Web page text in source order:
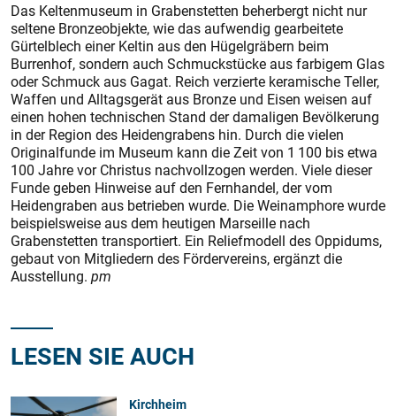
Das Keltenmuseum in Grabenstetten beherbergt nicht nur
seltene Bronzeobjekte, wie das aufwendig gearbeitete
Gürtelblech einer Keltin aus den Hügelgräbern beim
Burrenhof, sondern auch Schmuckstücke aus farbigem Glas
oder Schmuck aus Gagat. Reich verzierte keramische Teller,
Waffen und Alltagsgerät aus Bronze und Eisen weisen auf
einen hohen technischen Stand der damaligen Bevölkerung
in der Region des Heidengrabens hin. Durch die vielen
Originalfunde im Museum kann die Zeit von 1 100 bis etwa
100 Jahre vor Christus nachvollzogen werden. Viele dieser
Funde geben Hinweise auf den Fernhandel, der vom
Heidengraben aus betrieben wurde. Die Weinamphore wurde
beispielsweise aus dem heutigen Marseille nach
Grabenstetten transportiert. Ein Reliefmodell des Oppidums,
gebaut von Mitgliedern des Fördervereins, ergänzt die
Ausstellung. pm
LESEN SIE AUCH
Kirchheim